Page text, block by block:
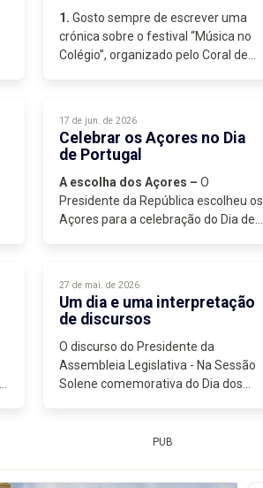
1. Gosto sempre de escrever uma
crónica sobre o festival “Música no
Colégio”, organizado pelo Coral de
17 de jun. de 2026
Celebrar os Açores no Dia
de Portugal
A escolha dos Açores – O
Presidente da República escolheu os
Açores para a celebração do Dia de
27 de mai. de 2026
Um dia e uma interpretação
de discursos
O discurso do Presidente da
Assembleia Legislativa - Na Sessão
Solene comemorativa do Dia dos
da capacidade de iniciativa dos...
PUB